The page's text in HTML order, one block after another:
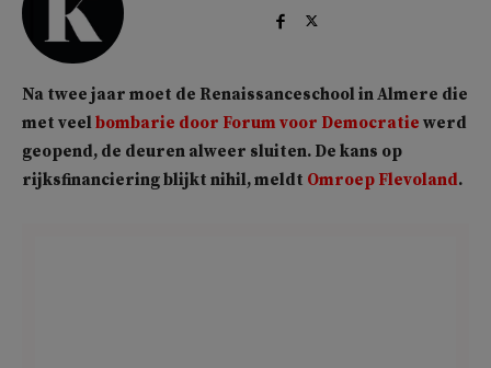
Na twee jaar moet de Renaissanceschool in Almere die
met veelbombarie door Forum voor Democratie werd
geopend, de deuren alweer sluiten. De kans op
rijksfinanciering blijkt nihil, meldt Omroep Flevoland.